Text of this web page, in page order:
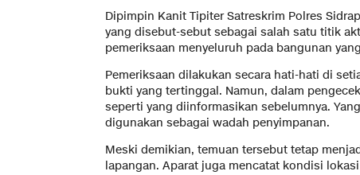
Dipimpin Kanit Tipiter Satreskrim Polres
yang disebut-sebut sebagai salah satu titik
pemeriksaan menyeluruh pada bangunan
Pemeriksaan dilakukan secara hati-hati di
bukti yang tertinggal. Namun, dalam
seperti yang diinformasikan sebelumnya.
digunakan sebagai wadah penyimpanan.
Meski demikian, temuan tersebut tetap
lapangan. Aparat juga mencatat kondisi